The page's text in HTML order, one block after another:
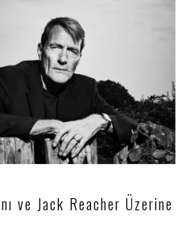
ve Jack Reacher Üzerine